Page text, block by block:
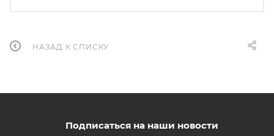
НАЗАД К СПИСКУ
Подписаться на наши новости